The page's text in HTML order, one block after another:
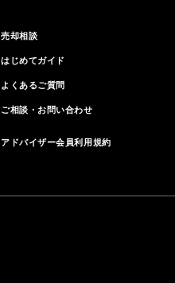
売却相談
はじめてガイド
よくあるご質問
ご相談・お問い合わせ
アドバイザー会員利用規約